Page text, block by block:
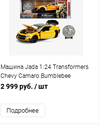
Машина Jada 1:24 Transformers
Chevy Camaro Bumblebee
Бамблби c коллекционной
2 999 руб. / шт
Подробнее